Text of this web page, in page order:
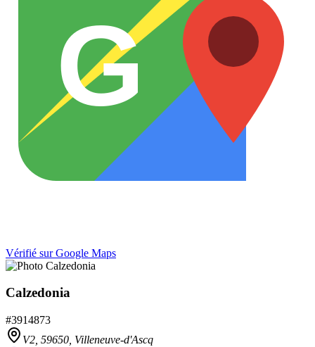
G
Vérifié sur Google Maps
Calzedonia
#3914873
V2, 59650 Villeneuve-d'Ascq